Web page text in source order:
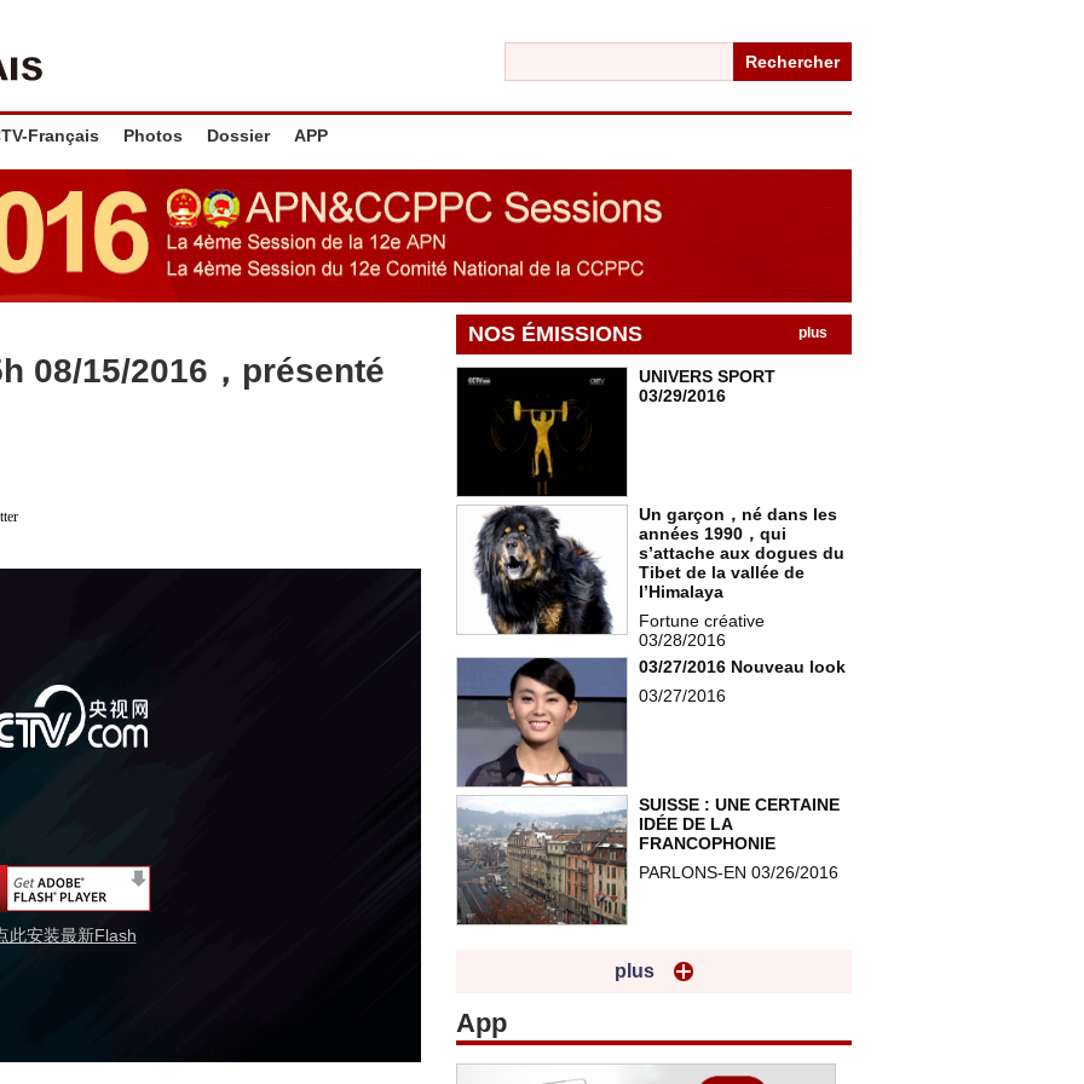
Rechercher
Français Photos Dossier APP
08/15/2016，présenté
此安装最新Flash
NOS ÉMISSIONS plus
UNIVERS SPORT
03/29/2016
Un garçon，né dans les
années 1990，qui
s’attache aux dogues du
Tibet de la vallée de
l’Himalaya
Fortune créative
03/28/2016
03/27/2016 Nouveau look
03/27/2016
SUISSE : UNE CERTAINE
IDÉE DE LA
FRANCOPHONIE
PARLONS-EN 03/26/2016
plus
App